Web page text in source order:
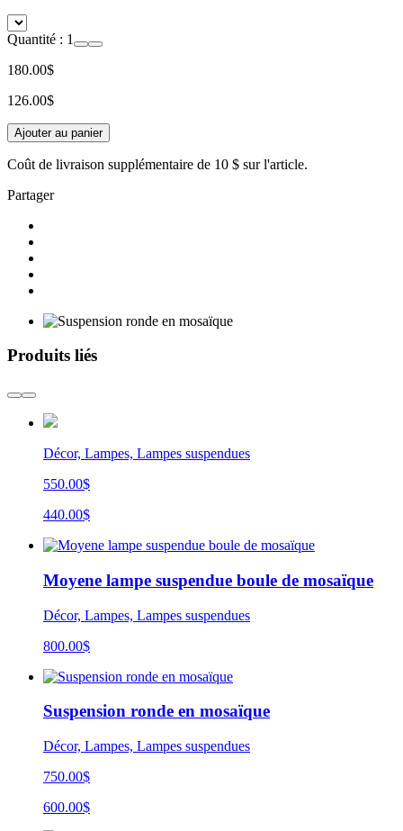
Quantité : 1
180.00$
126.00$
Ajouter au panier
Coût de livraison supplémentaire de 10 $ sur l'article.
Partager
Produits liés
Décor, Lampes, Lampes suspendues
550.00$
440.00$
Moyene lampe suspendue boule de mosaïque
Décor, Lampes, Lampes suspendues
800.00$
Suspension ronde en mosaïque
Décor, Lampes, Lampes suspendues
750.00$
600.00$